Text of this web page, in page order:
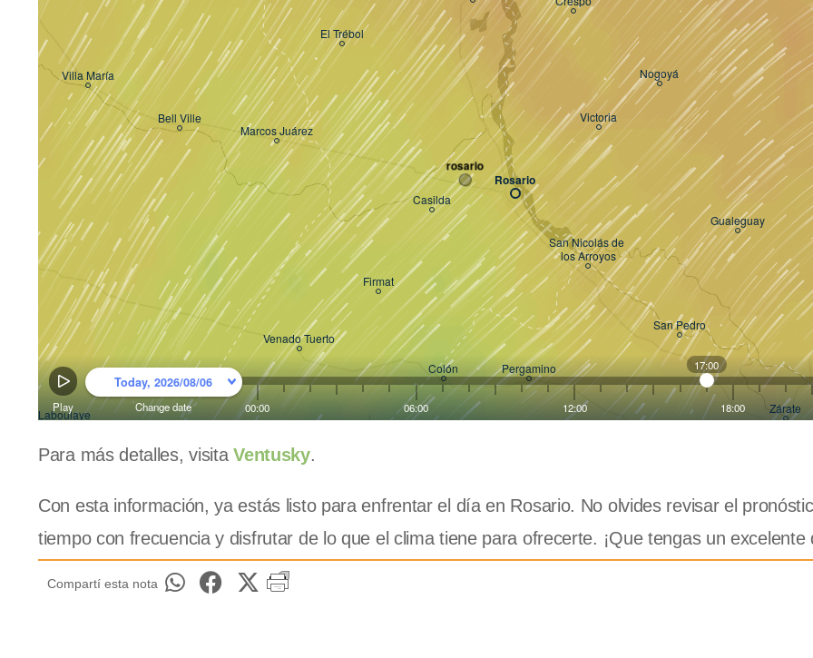
Para más detalles, visitaVentusky.
Con esta información, ya estás listo para enfrentar el día en Rosario. No olvides revisar el
tiempo con frecuencia y disfrutar de lo que el clima tiene para ofrecerte. ¡Que tengas un excelente
Compartí esta nota